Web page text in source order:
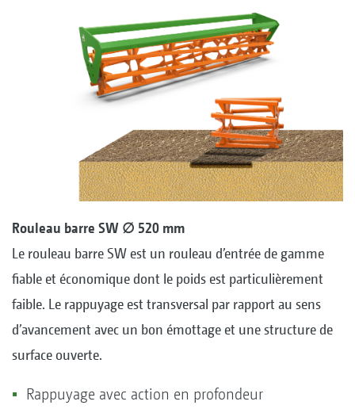
Rouleau barre SW ∅ 520 mm
Le rouleau barre SW est un rouleau d’entrée de gamme
fiable et économique dont le poids est particulièrement
faible. Le rappuyage est transversal par rapport au sens
d’avancement avec un bon émottage et une structure de
surface ouverte.
Rappuyage avec action en profondeur